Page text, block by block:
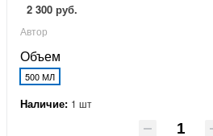
2 300 руб.
Автор
Объем
500 МЛ
Наличие: 1 шт